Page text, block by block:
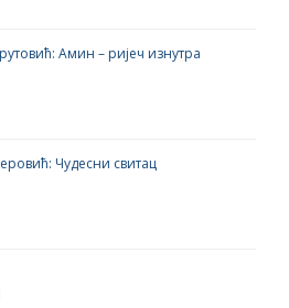
Амин – ријеч изнутра
Чудесни свитац